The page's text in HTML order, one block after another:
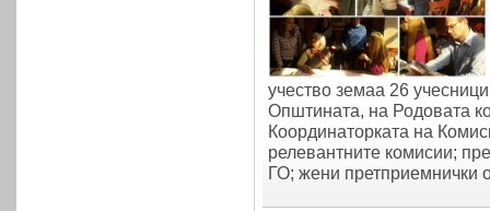
учество земаа 26
Општината, на Родовата
Координаторката на
релевантните комисии;
ГО; жени претприемнички